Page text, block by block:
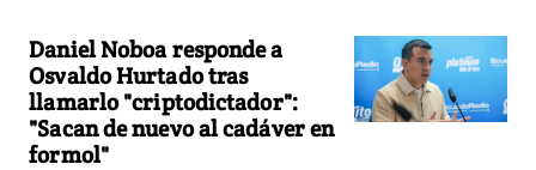
Daniel Noboa responde a
Osvaldo Hurtado tras
llamarlo "criptodictador":
"Sacan de nuevo al cadáver en
formol"